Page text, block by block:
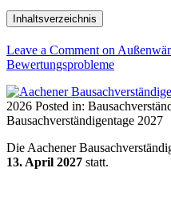
Inhaltsverzeichnis
Leave a Comment on
Bewertungsprobleme
2026 Posted in:
Bausachverständigentage 2027
Die Aachener
13. April 2027 statt.